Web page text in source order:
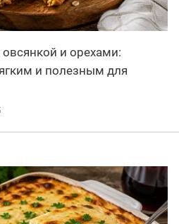
и орехами:
и полезным для